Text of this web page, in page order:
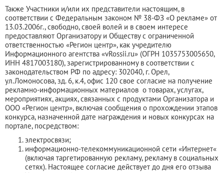
Также Участники и/или их представители настоящим, в
соответствии с Федеральным законом № 38-ФЗ «О рекламе» от
13.03.2006г., свободно, своей волей и в своем интересе
предоставляют Организатору и Обществу с ограниченной
ответственностью «Регион центр», как учредителю
Информационного агентства «vRossii.ru» (ОГРН 1035753005650,
ИНН 4817003180), зарегистрированному в соответствии с
законодательством РФ по адресу: 302040, г. Орел,
ул.Ломоносова, зд. 6, к.4, офис 120 свое согласие на получение
рекламно-информационных материалов о товарах, услугах,
мероприятиях, акциях, связанных с продуктами Организатора и
ООО «Регион центр», включая сообщения о прохождении этапов
конкурса, назначенной дате награждения и новых конкурсах на
портале, посредством:
электросвязи;
информационно-телекоммуникационной сети «Интернет«
(включая таргетированную рекламу, рекламу в социальных
сетях). Настоящее согласие действует до дня его отзыва